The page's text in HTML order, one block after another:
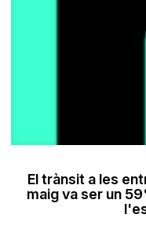
El trànsit a les
maig va ser un